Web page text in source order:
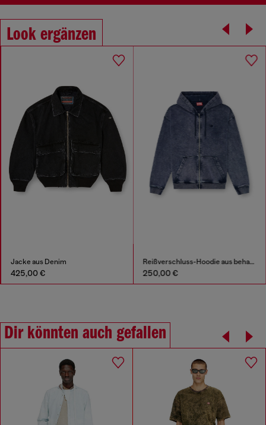
Look ergänzen
Jacke aus Denim
425,00 €
Reißverschluss-Hoodie aus behandeltem Baumwollfleece
250,00 €
Dir könnten auch gefallen